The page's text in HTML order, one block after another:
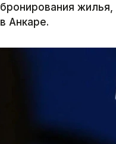
бронирования
в Анкаре.